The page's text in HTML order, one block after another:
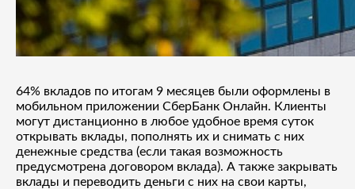
64% вкладов по итогам 9 месяцев были оформлены в
мобильном приложении СберБанк Онлайн. Клиенты
могут дистанционно в любое удобное время суток
открывать вклады, пополнять их и снимать с них
денежные средства (если такая возможность
предусмотрена договором вклада). А также закрывать
вклады и переводить деньги с них на свои карты,